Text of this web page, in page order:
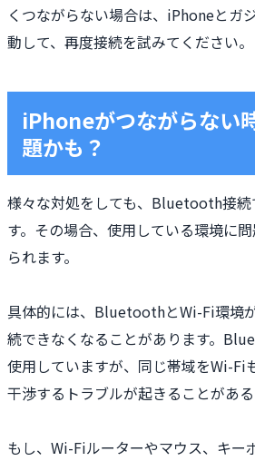
くつながらない場合は、iPhoneとガ
動して、再度接続を試みてください。
iPhoneがつながらない
題かも？
様々な対処をしても、Bluetooth接続
す。その場合、使用している環境に
られます。
具体的には、BluetoothとWi-Fi環境
続できなくなることがあります。
使用していますが、同じ帯域をWi-Fi
干渉するトラブルが起きることがある
もし、Wi-Fiルーターやマウス、キー